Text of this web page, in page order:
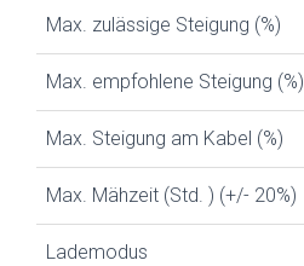
Max. zulässige Steigung (%)
Max. empfohlene Steigung (%)
Max. Steigung am Kabel (%)
Max. Mähzeit (Std. ) (+/- 20%)
Lademodus